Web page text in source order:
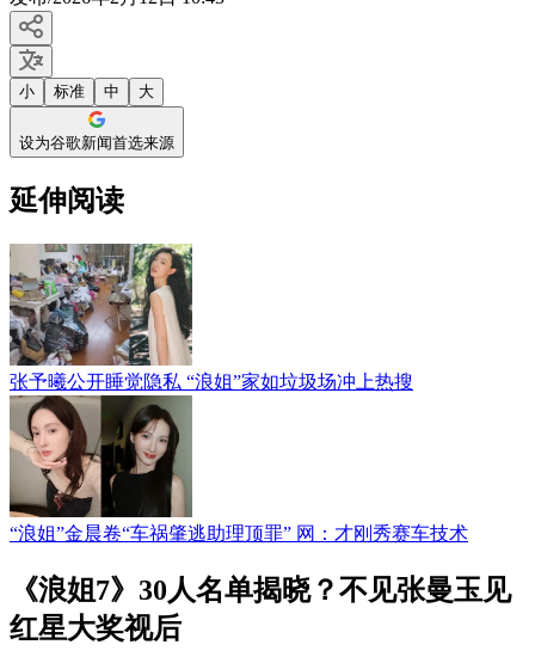
小 标准 中 大
设为谷歌新闻首选来源
延伸阅读
张予曦公开睡觉隐私 “浪姐”家如垃圾场冲上热搜
“浪姐”金晨卷“车祸肇逃助理顶罪” 网：才刚秀赛车技术
《浪姐7》30人名单揭晓？不见张曼玉见
红星大奖视后